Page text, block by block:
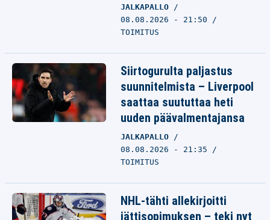
JALKAPALLO
08.08.2026 - 21:50
TOIMITUS
Siirtogurulta paljastus
suunnitelmista – Liverpool
saattaa suututtaa heti
uuden päävalmentajansa
JALKAPALLO
08.08.2026 - 21:35
TOIMITUS
NHL-tähti allekirjoitti
jättisopimuksen – teki nyt